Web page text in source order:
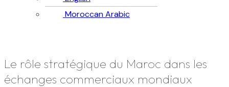
Moroccan Arabic
Le rôle stratégique du Maroc dans les
échanges commerciaux mondiaux